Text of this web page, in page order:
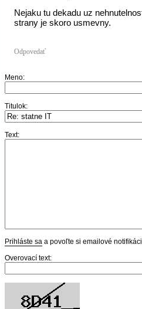
Nejaku tu dekadu uz
strany je skoro usmevny.
Odpovedať
Meno:
Titulok:
Text:
Prihláste sa a povoľte si emailové
Overovací text: